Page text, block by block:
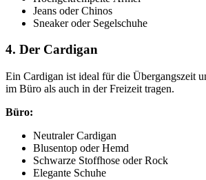
Jeans oder Chinos
Sneaker oder Segelschuhe
4. Der Cardigan
Ein Cardigan ist ideal für die Übergangszeit
im Büro als auch in der Freizeit tragen.
Büro:
Neutraler Cardigan
Blusentop oder Hemd
Schwarze Stoffhose oder Rock
Elegante Schuhe